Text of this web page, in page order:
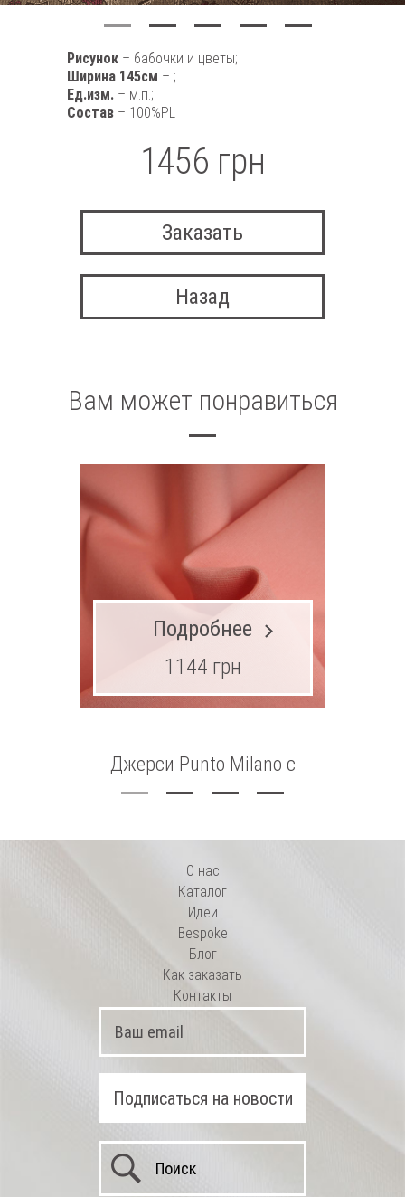
Рисунок – бабочки и цветы;
Ширина 145см – ;
Ед.изм. – м.п.;
Состав – 100%PL
1456 грн
Заказать
Назад
Вам может понравиться
Джерси Punto Milano с
эластаном
Подробнее
1144 грн
О нас
Каталог
Идеи
Bespoke
Блог
Как заказать
Контакты